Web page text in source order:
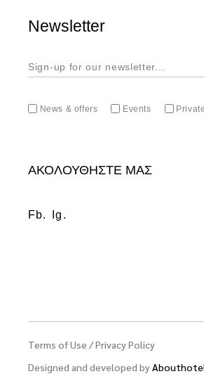
Newsletter
News & offers Events
ΑΚΟΛΟΥΘΗΣΤΕ ΜΑΣ
Fb. Ig.
Terms of Use /Privacy Policy
Designed and developed by